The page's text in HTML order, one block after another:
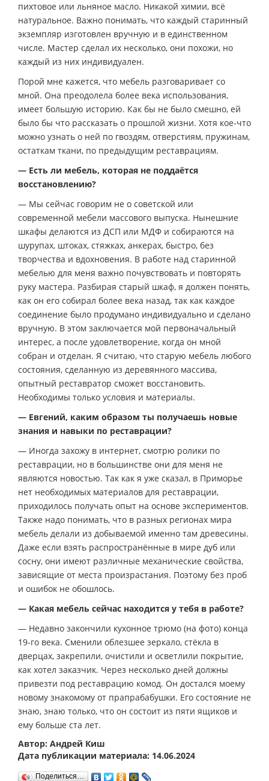
пихтовое или льняное масло. Никакой химии, всё
натуральное. Важно понимать, что каждый старинный
экземпляр изготовлен вручную и в единственном
числе. Мастер сделал их несколько, они похожи, но
каждый из них индивидуален.
Порой мне кажется, что мебель разговаривает со
мной. Она преодолела более века использования,
имеет большую историю. Как бы не было смешно, ей
было бы что рассказать о прошлой жизни. Хотя кое-что
можно узнать о ней по гвоздям, отверстиям, пружинам,
остаткам ткани, по предыдущим реставрациям.
— Есть ли мебель, которая не поддаётся
восстановлению?
— Мы сейчас говорим не о советской или
современной мебели массового выпуска. Нынешние
шкафы делаются из ДСП или МДФ и собираются на
шурупах, штоках, стяжках, анкерах, быстро, без
творчества и вдохновения. В работе над старинной
мебелью для меня важно почувствовать и повторять
руку мастера. Разбирая старый шкаф, я должен понять,
как он его собирал более века назад, так как каждое
соединение было продумано индивидуально и сделано
вручную. В этом заключается мой первоначальный
интерес, а после удовлетворение, когда он мной
собран и отделан. Я считаю, что старую мебель любого
состояния, сделанную из деревянного массива,
опытный реставратор сможет восстановить.
Необходимы только условия и материалы.
— Евгений, каким образом ты получаешь новые
знания и навыки по реставрации?
— Иногда захожу в интернет, смотрю ролики по
реставрации, но в большинстве они для меня не
являются новостью. Так как я уже сказал, в Приморье
нет необходимых материалов для реставрации,
приходилось получать опыт на основе экспериментов.
Также надо понимать, что в разных регионах мира
мебель делали из добываемой именно там древесины.
Даже если взять распространённые в мире дуб или
сосну, они имеют различные механические свойства,
зависящие от места произрастания. Поэтому без проб
и ошибок не обошлось.
— Какая мебель сейчас находится у тебя в работе?
— Недавно закончили кухонное трюмо (на фото) конца
19-го века. Сменили облезшее зеркало, стёкла в
дверцах, закрепили, очистили и осветлили покрытие,
как хотел заказчик. Через несколько дней должны
привезти под реставрацию комод. Он достался моему
новому знакомому от прапрабабушки. Его состояние не
знаю, знаю только, что он состоит из пяти ящиков и
ему больше ста лет.
Автор: Андрей Киш
Дата публикации материала: 14.06.2024
Поделиться…